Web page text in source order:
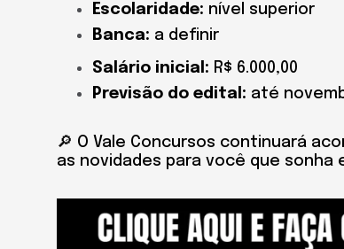
Escolaridade: nível superior
Banca: a definir
Salário inicial: R$ 6.000,00
Previsão do edital: até
🔎 O Vale Concursos continuará
as novidades para você que sonha